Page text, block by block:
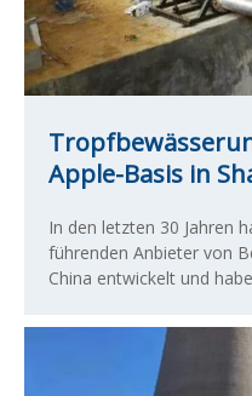
Apple-Basis in
In den letzten 30 Jahren
führenden Anbieter von
China entwickelt und
kommerzieller